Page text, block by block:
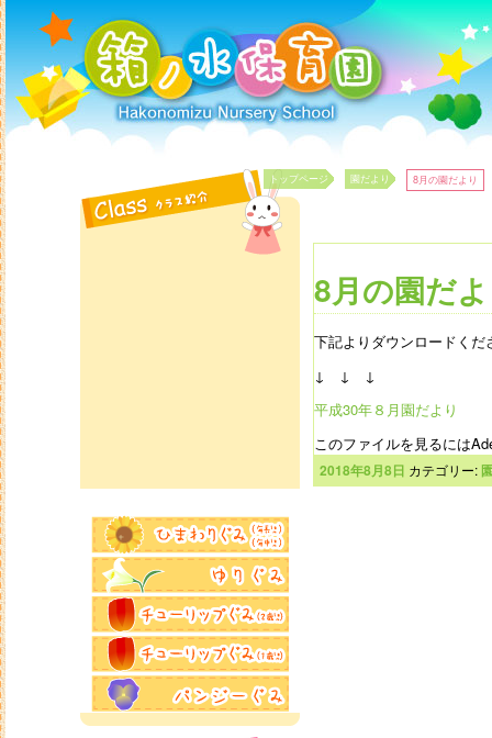
トップページ 園だより 8月の園だより
8月の園だ
下記よりダウンロードくだ
↓ ↓ ↓
平成30年８月園だより
このファイルを見るには
2018年8月8日 カテゴリー: